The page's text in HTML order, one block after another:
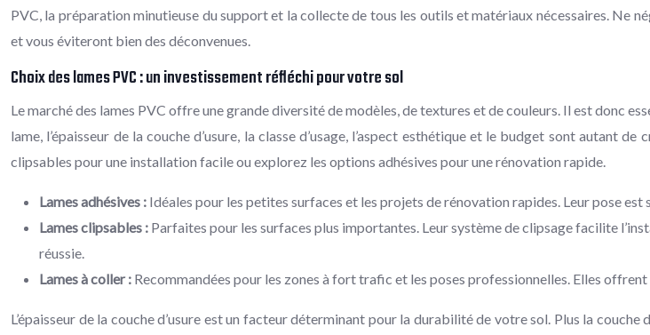
PVC, la préparation minutieuse du support et la collecte de tous les outils et matériaux nécessaires. Ne
et vous éviteront bien des déconvenues.
Choix des lames PVC : un investissement réfléchi pour votre sol
Le marché des lames PVC offre une grande diversité de modèles, de textures et de couleurs. Il est donc
lame, l’épaisseur de la couche d’usure, la classe d’usage, l’aspect esthétique et le budget sont autant
clipsables pour une installation facile ou explorez les options adhésives pour une rénovation rapide.
Lames adhésives : Idéales pour les petites surfaces et les projets de rénovation rapides. Leur pose est
Lames clipsables : Parfaites pour les surfaces plus importantes. Leur système de clipsage facilite
réussie.
Lames à coller : Recommandées pour les zones à fort trafic et les poses professionnelles. Elles offrent
L’épaisseur de la couche d’usure est un facteur déterminant pour la durabilité de votre sol. Plus la